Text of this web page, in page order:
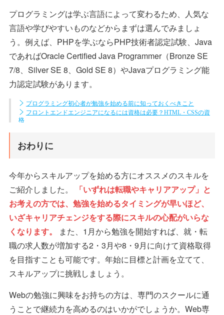
プログラミングは学ぶ言語によって変わるため、人気な
言語や学びやすいものなどからまずは選んでみましょ
う。例えば、PHPを学ぶならPHP技術者認定試験、Java
であればOracle Certified Java Programmer（Bronze SE
7/8、Silver SE 8、Gold SE 8）やJavaプログラミング能
力認定試験があります。
プログラミング初心者が勉強を始める前に知っておくべきこと
フロントエンドエンジニアになるには資格は必要？HTML・CSSの資
格
おわりに
今年からスキルアップを始める方にオススメのスキルを
ご紹介しました。
「いずれは転職やキャリアアップ」と
お考えの方では、勉強を始めるタイミングが早いほど、
いざキャリアチェンジをする際にスキルの心配がいらな
くなります。
また、1月から勉強を開始すれば、就・転
職の求人数が増加する2・3月や8・9月に向けて資格取得
を目指すことも可能です。年始に目標と計画を立てて、
スキルアップに挑戦しましょう。
Webの勉強に興味をお持ちの方は、専門のスクールに通
うことで継続力を高めるのはいかがでしょうか。Web専